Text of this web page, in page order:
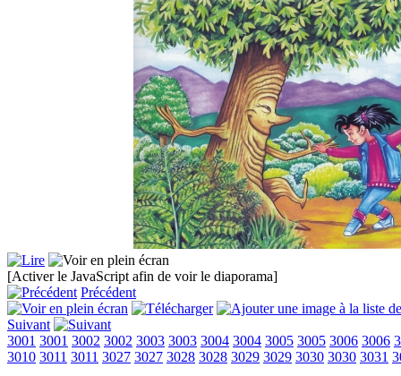
[Activer le JavaScript afin de voir le diaporama]
Précédent
Suivant
3001 3001 3002 3002 3003 3003 3004 3004 3005 3005 3006 3006
3010 3011 3011 3027 3027 3028 3028 3029 3029 3030 3030 3031